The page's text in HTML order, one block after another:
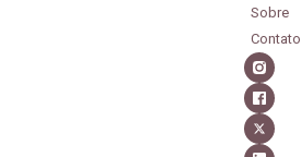
Sobre
Contato